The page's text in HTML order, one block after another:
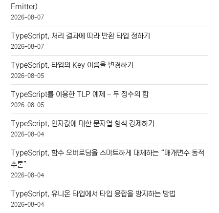
Emitter)
2026-08-07
TypeScript, 처리 결과에 따라 반환 타입 정하기
2026-08-07
TypeScript, 타입의 Key 이름을 변경하기
2026-08-05
TypeScript를 이용한 TLP 예제 – 두 정수의 합
2026-08-05
TypeScript, 인자값에 대한 문자열 형식 강제하기
2026-08-04
TypeScript, 함수 오버로딩을 스마트하게 대체하는 “매개변수 동적
추론”
2026-08-04
TypeScript, 유니온 타입에서 타입 융합을 방지하는 방법
2026-08-04